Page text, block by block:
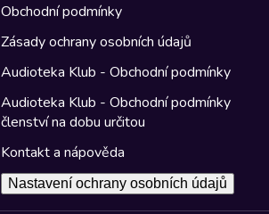
Obchodní podmínky
Zásady ochrany osobních údajů
Audioteka Klub - Obchodní podmínky
Audioteka Klub - Obchodní podmínky
členství na dobu určitou
Kontakt a nápověda
Nastavení ochrany osobních údajů